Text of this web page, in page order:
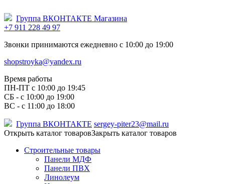
Группа ВКОНТАКТЕ Магазина
+7 911 228 49 97
Звонки принимаются ежедневно с 10:00 до 19:00
shopstroyka@yandex.ru
Время работы
ПН-ПТ c 10:00 до 19:45
СБ - с 10:00 до 19:00
ВС - с 11:00 до 18:00
Группа ВКОНТАКТЕ sergey-piter23@mail.ru
Открыть каталог товаровЗакрыть каталог товаров
Строительные товары
Панели МДФ
Панели ПВХ
Линолеум